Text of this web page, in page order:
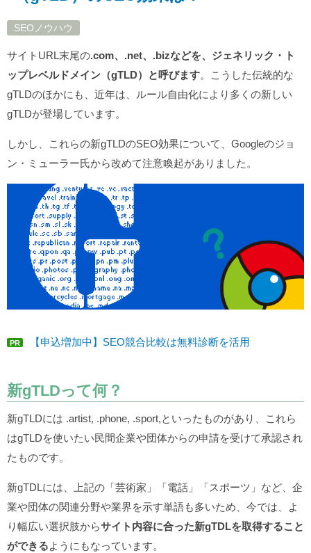
SEOノウハウ
サイトURL末尾の.com、.net、.bizなどを、ジェネリック・ト
ップレベルドメイン（gTLD）と呼びます。こうした伝統的な
gTLDのほかにも、近年は、ルール自由化により多くの新しい
gTLDが登場しています。
しかし、これらの新gTLDのSEO効果について、Googleのジョ
ン・ミューラー氏から改めて注意喚起がありました。
PR 【申込増加中】SEO競合比較は無料診断を活用
新gTLDって何？
新gTLDには .artist, .phone, .sport,といったものがあり、これら
はgTLDを使いたい民間企業や団体からの申請を受けて承認され
たものです。
新gTDLには、上記の「芸術家」「電話」「スポーツ」など、企
業や団体の関連分野や業界を示す単語も多いため、今では、よ
り幅広い選択肢からサイト内容に合った新gTDLを取得すること
ができるようにもなっています。